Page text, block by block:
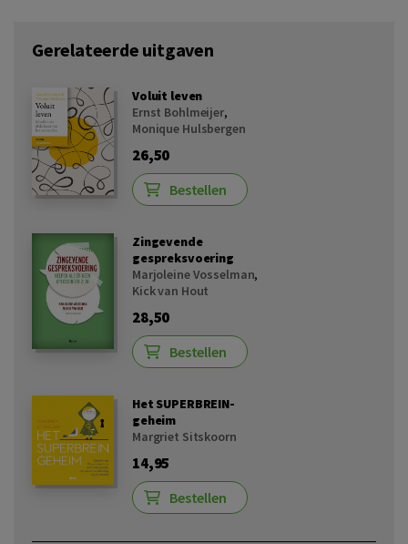
Gerelateerde uitgaven
Voluit leven
Ernst Bohlmeijer,
Monique Hulsbergen
26,50
Bestellen
Zingevende
gespreksvoering
Marjoleine Vosselman,
Kick van Hout
28,50
Bestellen
Het SUPERBREIN-
geheim
Margriet Sitskoorn
14,95
Bestellen